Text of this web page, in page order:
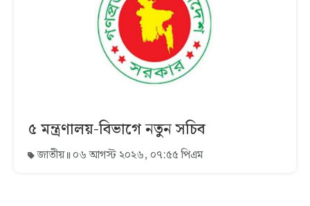
৫ মন্ত্রণালয়-বিভাগে নতুন সচিব
জাতীয় ০৬ আগস্ট ২০২৬, ০৭:৫৫ পিএম